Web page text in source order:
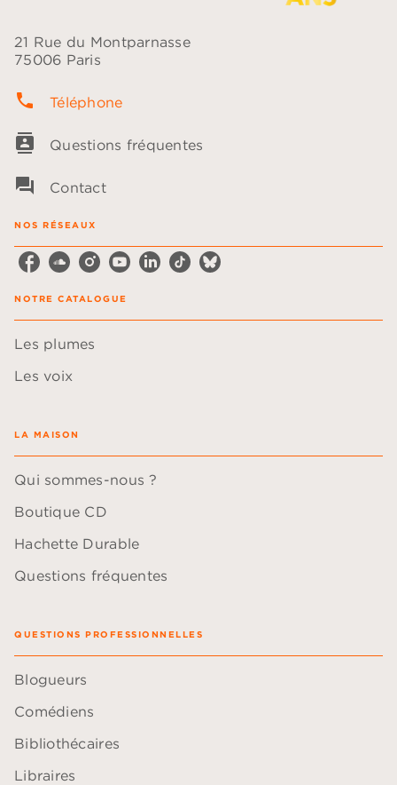
21 Rue du Montparnasse
75006 Paris
phone Téléphone
contacts Questions fréquentes
question_answer Contact
NOS RÉSEAUX
NOTRE CATALOGUE
Les plumes
Les voix
LA MAISON
Qui sommes-nous ?
Boutique CD
Hachette Durable
Questions fréquentes
QUESTIONS PROFESSIONNELLES
Blogueurs
Comédiens
Bibliothécaires
Libraires